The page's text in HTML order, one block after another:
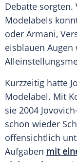
Debatte sorgten.
Modelabels
oder Armani,
eisblauen
Kurzzeitig hatte
Modelabel. Mit
sie 2004
schon wieder
offensichtlich
Aufgaben mit